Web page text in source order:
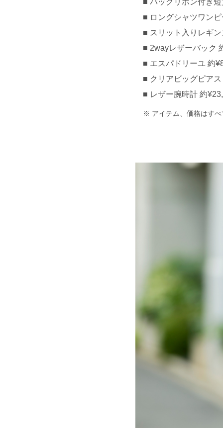
バッグリボン付き
ロングシャツワン
スリット入りレギ
2wayレザーバック
エスパドリーユ 約
クリアビッグピア
レザー腕時計 約
アイテム、価格はす